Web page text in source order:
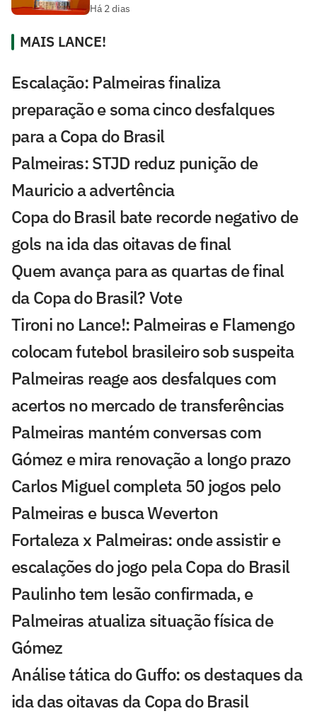
Há 2 dias
MAIS LANCE!
Escalação: Palmeiras finaliza
preparação e soma cinco desfalques
para a Copa do Brasil
Palmeiras: STJD reduz punição de
Mauricio a advertência
Copa do Brasil bate recorde negativo de
gols na ida das oitavas de final
Quem avança para as quartas de final
da Copa do Brasil? Vote
Tironi no Lance!: Palmeiras e Flamengo
colocam futebol brasileiro sob suspeita
Palmeiras reage aos desfalques com
acertos no mercado de transferências
Palmeiras mantém conversas com
Gómez e mira renovação a longo prazo
Carlos Miguel completa 50 jogos pelo
Palmeiras e busca Weverton
Fortaleza x Palmeiras: onde assistir e
escalações do jogo pela Copa do Brasil
Paulinho tem lesão confirmada, e
Palmeiras atualiza situação física de
Gómez
Análise tática do Guffo: os destaques da
ida das oitavas da Copa do Brasil